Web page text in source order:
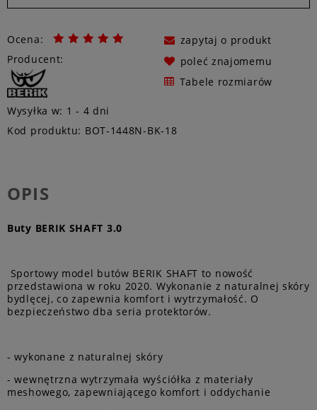
Ocena:
Producent:
Wysyłka w: 1 - 4 dni
zapytaj o produkt
poleć znajomemu
Tabele rozmiarów
Kod produktu: BOT-1448N-BK-18
OPIS
Buty BERIK SHAFT 3.0
Sportowy model butów BERIK SHAFT to nowość
przedstawiona w roku 2020. Wykonanie z naturalnej skóry
bydlęcej, co zapewnia komfort i wytrzymałość. O
bezpieczeństwo dba seria protektorów.
- wykonane z naturalnej skóry
- wewnętrzna wytrzymała wyściółka z materiały
meshowego, zapewniającego komfort i oddychanie